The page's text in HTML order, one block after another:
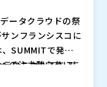
ている方 ・
BigQuery
：無料 ：202
合他社様・個人で
ますのでご了承く
たご本人のみご
ティブBI「Sigm
を交えながら詳し
能を100%活用 ・
」 ・アナリスト
ータクラウドの祭
ンフランシスコに
SUMMITで発表
の注力動向をいち
へのインパクトを
クニカルエキス
前田健太郎、そ